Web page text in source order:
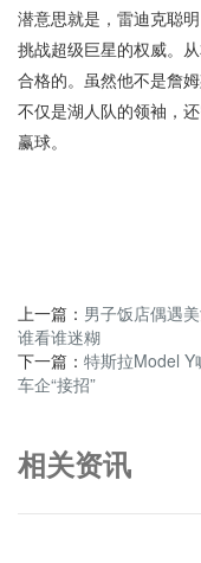
潜意思就是，雷迪克聪
挑战超级巨星的权威。
合格的。虽然他不是詹
不仅是湖人队的领袖，
赢球。
上一篇： 男子饭店偶遇
谁看谁迷糊
下一篇： 特斯拉Model Y
车企“接招”
相关资讯